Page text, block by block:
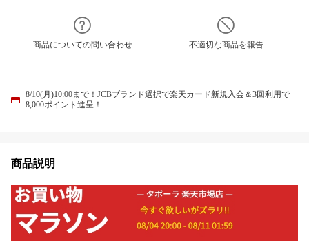
商品についての問い合わせ 不適切な商品を報告
8/10(月)10:00まで！JCBブランド選択で楽天カード新規入会＆3回利用で
8,000ポイント進呈！
商品説明